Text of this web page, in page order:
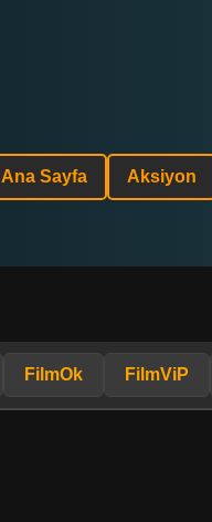
Ana Sayfa Aksiyon
FilmOk FilmViP